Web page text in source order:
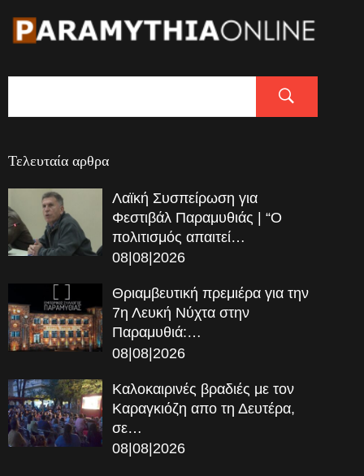
Τελευταία αρθρα
Λαϊκή Συσπείρωση για
Φεστιβάλ Παραμυθιάς | “Ο
πολιτισμός απαιτεί…
08|08|2026
Θριαμβευτική πρεμιέρα για την
7η Λευκή Νύχτα στην
Παραμυθιά:…
08|08|2026
Καλοκαιρινές βραδιές με τον
Καραγκιόζη απο τη Δευτέρα,
σε…
08|08|2026